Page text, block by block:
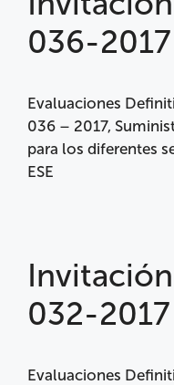
036-2017
Evaluaciones
036 – 2017,
para los diferentes
ESE
032-2017
Evaluaciones